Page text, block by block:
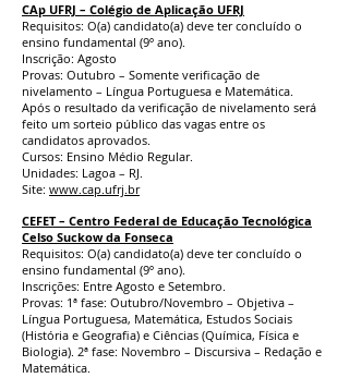
CAp UFRJ – Colégio de Aplicação UFRJ
Requisitos: O(a) candidato(a) deve ter concluído o
ensino fundamental (9º ano).
Inscrição: Agosto
Provas: Outubro – Somente verificação de
nivelamento – Língua Portuguesa e Matemática.
Após o resultado da verificação de nivelamento será
feito um sorteio público das vagas entre os
candidatos aprovados.
Cursos: Ensino Médio Regular.
Unidades: Lagoa – RJ.
Site: www.cap.ufrj.br
CEFET – Centro Federal de Educação Tecnológica
Celso Suckow da Fonseca
Requisitos: O(a) candidato(a) deve ter concluído o
ensino fundamental (9º ano).
Inscrições: Entre Agosto e Setembro.
Provas: 1ª fase: Outubro/Novembro – Objetiva –
Língua Portuguesa, Matemática, Estudos Sociais
(História e Geografia) e Ciências (Química, Física e
Biologia). 2ª fase: Novembro – Discursiva – Redação e
Matemática.